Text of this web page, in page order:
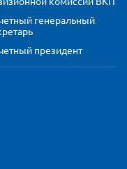
генеральный
президент